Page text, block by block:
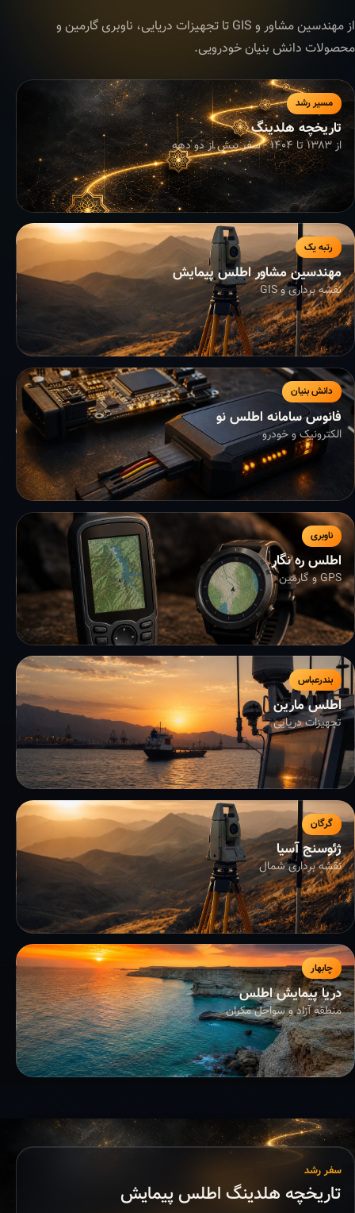
از مهندسین مشاور و GIS تا تجهیزات دریایی، ناوبری گارمین و
محصولات دانش بنیان خودرویی.
مسیر رشد
تاریخچه هلدینگ
از ۱۳۸۳ تا ۱۴۰۴ - سفر بیش از دو دهه
رتبه یک
مهندسین مشاور اطلس پیمایش
نقشه برداری و GIS
دانش بنیان
فانوس سامانه اطلس نو
الکترونیک و خودرو
ناوبری
اطلس ره نگار
GPS و گارمین
بندرعباس
اطلس مارین
تجهیزات دریایی
گرگان
ژئوسنج آسیا
نقشه برداری شمال
چابهار
دریا پیمایش اطلس
منطقه آزاد و سواحل مکران
سفر رشد
تاریخچه هلدینگ اطلس پیمایش